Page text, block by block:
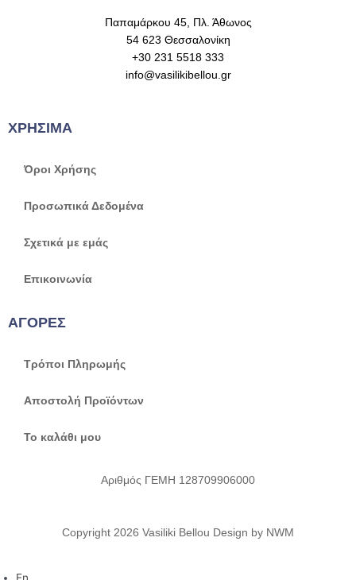
Παπαμάρκου 45, Πλ. Άθωνος
54 623 Θεσσαλονίκη
+30 231 5518 333
info@vasilikibellou.gr
ΧΡΗΣΙΜΑ
Όροι Χρήσης
Προσωπικά Δεδομένα
Σχετικά με εμάς
Επικοινωνία
ΑΓΟΡΕΣ
Τρόποι Πληρωμής
Αποστολή Προϊόντων
Το καλάθι μου
Αριθμός ΓΕΜΗ 128709906000
Copyright 2026 Vasiliki Bellou Design by NWM